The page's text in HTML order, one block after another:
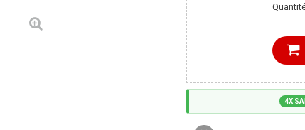
4X